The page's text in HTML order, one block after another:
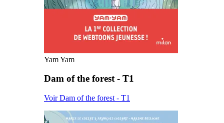
Yam Yam
Dam of the forest - T1
Voir Dam of the forest - T1